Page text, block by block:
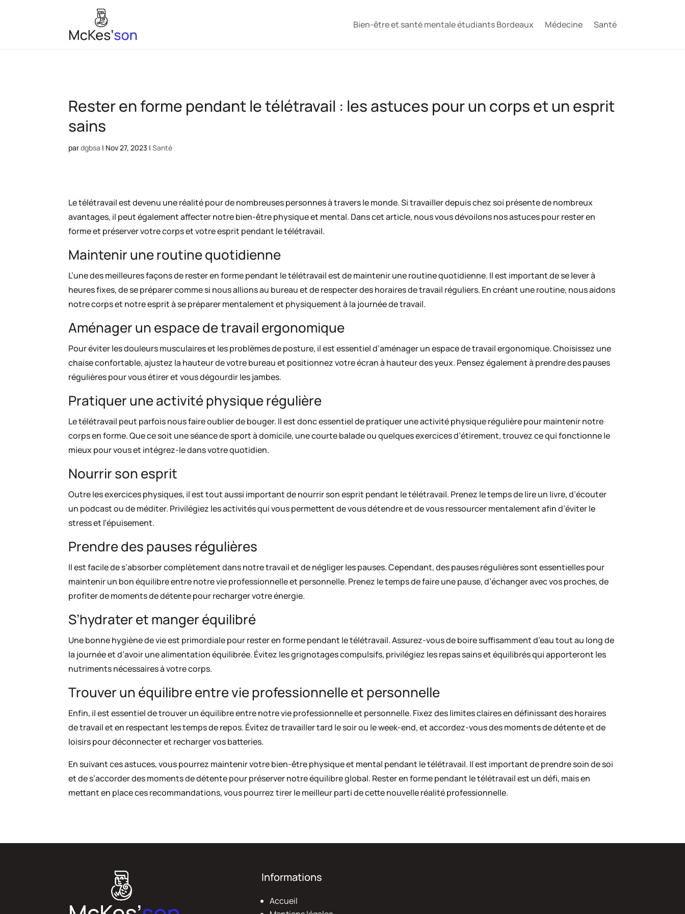
Bien-être et santé mentale étudiants Bordeaux Médecine Santé
Rester en forme pendant le télétravail : les astuces pour un corps et un esprit
sains
pardgbsa | Nov 27, 2023 |Santé
Le télétravail est devenu une réalité pour de nombreuses personnes à travers le monde. Si travailler depuis chez soi présente de nombreux
avantages, il peut également affecter notre bien-être physique et mental. Dans cet article, nous vous dévoilons nos astuces pour rester en
forme et préserver votre corps et votre esprit pendant le télétravail.
Maintenir une routine quotidienne
L’une des meilleures façons de rester en forme pendant le télétravail est de maintenir une routine quotidienne. Il est important de se lever à
heures fixes, de se préparer comme si nous allions au bureau et de respecter des horaires de travail réguliers. En créant une routine, nous aidons
notre corps et notre esprit à se préparer mentalement et physiquement à la journée de travail.
Aménager un espace de travail ergonomique
Pour éviter les douleurs musculaires et les problèmes de posture, il est essentiel d’aménager un espace de travail ergonomique. Choisissez une
chaise confortable, ajustez la hauteur de votre bureau et positionnez votre écran à hauteur des yeux. Pensez également à prendre des pauses
régulières pour vous étirer et vous dégourdir les jambes.
Pratiquer une activité physique régulière
Le télétravail peut parfois nous faire oublier de bouger. Il est donc essentiel de pratiquer une activité physique régulière pour maintenir notre
corps en forme. Que ce soit une séance de sport à domicile, une courte balade ou quelques exercices d’étirement, trouvez ce qui fonctionne le
mieux pour vous et intégrez-le dans votre quotidien.
Nourrir son esprit
Outre les exercices physiques, il est tout aussi important de nourrir son esprit pendant le télétravail. Prenez le temps de lire un livre, d’écouter
un podcast ou de méditer. Privilégiez les activités qui vous permettent de vous détendre et de vous ressourcer mentalement afin d’éviter le
stress et l’épuisement.
Prendre des pauses régulières
Il est facile de s’absorber complètement dans notre travail et de négliger les pauses. Cependant, des pauses régulières sont essentielles pour
maintenir un bon équilibre entre notre vie professionnelle et personnelle. Prenez le temps de faire une pause, d’échanger avec vos proches, de
profiter de moments de détente pour recharger votre énergie.
S’hydrater et manger équilibré
Une bonne hygiène de vie est primordiale pour rester en forme pendant le télétravail. Assurez-vous de boire suffisamment d’eau tout au long de
la journée et d’avoir une alimentation équilibrée. Évitez les grignotages compulsifs, privilégiez les repas sains et équilibrés qui apporteront les
nutriments nécessaires à votre corps.
Trouver un équilibre entre vie professionnelle et personnelle
Enfin, il est essentiel de trouver un équilibre entre notre vie professionnelle et personnelle. Fixez des limites claires en définissant des horaires
de travail et en respectant les temps de repos. Évitez de travailler tard le soir ou le week-end, et accordez-vous des moments de détente et de
loisirs pour déconnecter et recharger vos batteries.
En suivant ces astuces, vous pourrez maintenir votre bien-être physique et mental pendant le télétravail. Il est important de prendre soin de soi
et de s’accorder des moments de détente pour préserver notre équilibre global. Rester en forme pendant le télétravail est un défi, mais en
mettant en place ces recommandations, vous pourrez tirer le meilleur parti de cette nouvelle réalité professionnelle.
Informations
Accueil